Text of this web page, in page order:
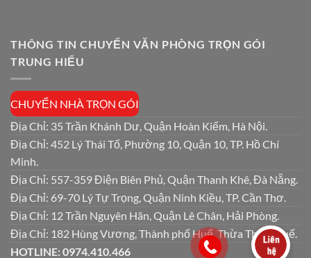
THÔNG TIN CHUYỂN VĂN PHÒNG TRỌN GÓI
TRUNG HIẾU
CHUYỂN NHÀ TRỌN GÓI
Địa Chỉ: 35 Trần Khánh Dư, Quận Hoàn Kiếm, Hà Nội.
Địa Chỉ: 452 Lý Thái Tổ, Phường 10, Quận 10, TP. Hồ Chí
Minh.
Địa Chỉ: 557-359 Điện Biên Phủ, Quận Thanh Khê, Đà Nẵng.
Địa Chỉ: 69-70 Lý Tự Trọng, Quận Ninh Kiều, TP. Cần Thơ.
Địa Chỉ: 12 Trần Nguyên Hãn, Quận Lê Chân, Hải Phòng.
Địa Chỉ: 182 Hùng Vương, Thành phố Huế, Thừa Thiên Huế.
HOTLINE: 0974.410.466